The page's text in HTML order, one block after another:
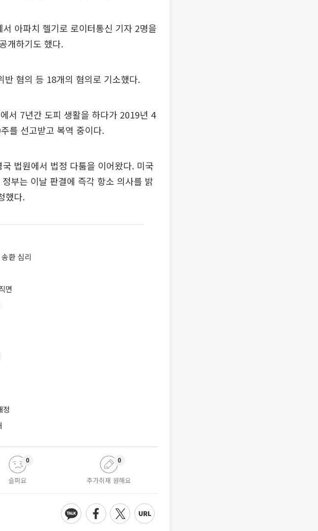
아파치 헬기로 로이터통신 기자 2명을
개하기도 했다.
혐의 등 18개의 혐의로 기소했다.
서 7년간 도피 생활을 하다가 2019년 4
를 선고받고 복역 중이다.
법원에서 법정 다툼을 이어왔다. 미국
부는 이날 판결에 즉각 항소 의사를 밝
했다.
환 심리
면
정
슬퍼요
0
추가취재 원해요
0